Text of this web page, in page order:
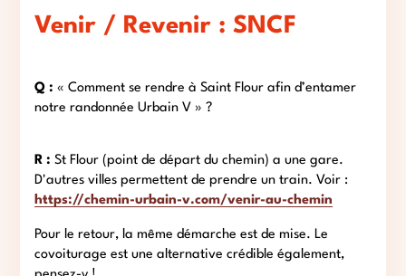
Venir / Revenir : SNCF
Q :« Comment se rendre à Saint Flour afin d’entamer
notre randonnée Urbain V » ?
R :St Flour (point de départ du chemin) a une gare.
D'autres villes permettent de prendre un train. Voir :
https://chemin-urbain-v.com/venir-au-chemin
Pour le retour, la même démarche est de mise. Le
covoiturage est une alternative crédible également,